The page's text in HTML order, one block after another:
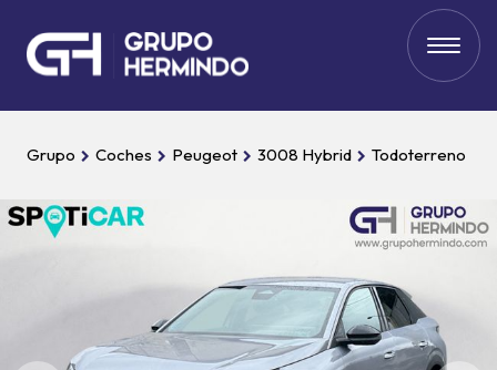
Grupo Coches Peugeot 3008 Hybrid Todoterreno